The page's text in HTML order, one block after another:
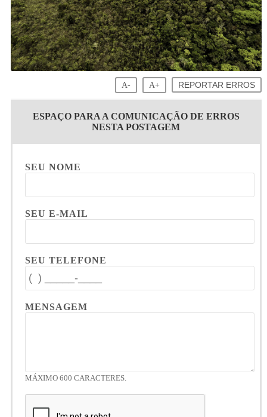
A- A+ REPORTAR ERROS
ESPAÇO PARA A COMUNICAÇÃO DE ERROS
NESTA POSTAGEM
SEU NOME
SEU E-MAIL
SEU TELEFONE
MENSAGEM
MÁXIMO 600 CARACTERES.